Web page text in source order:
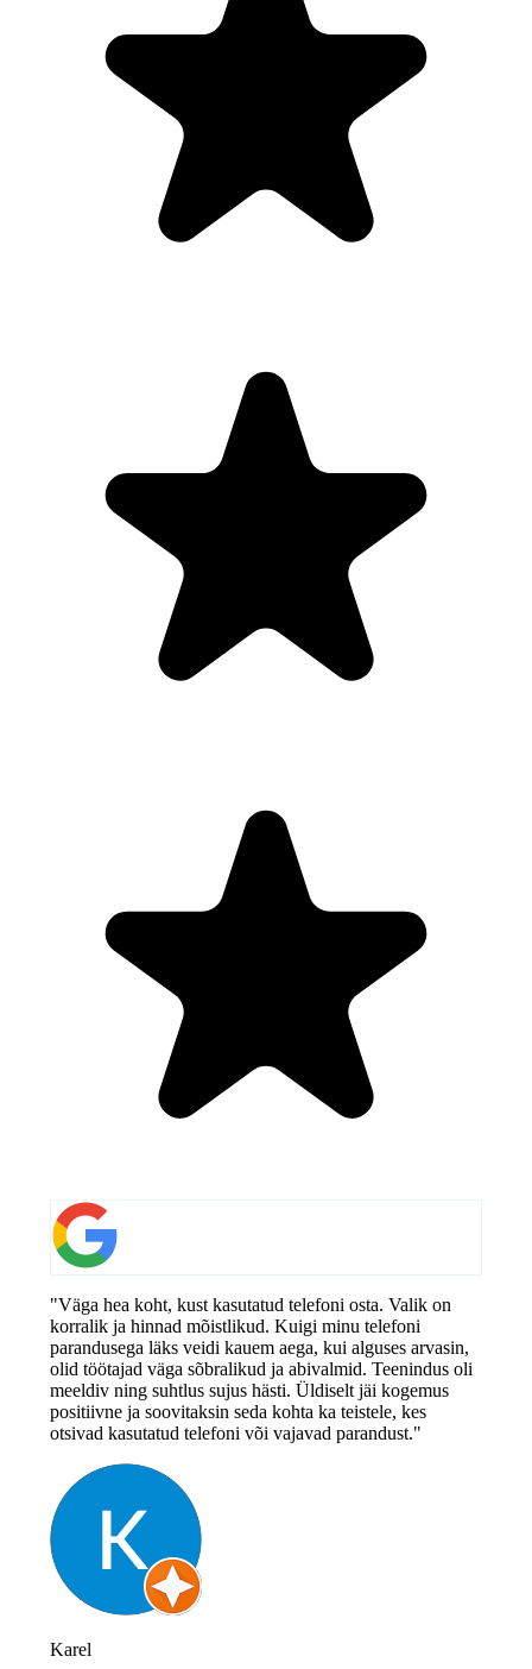
"Väga hea koht, kust kasutatud telefoni osta. Valik on
korralik ja hinnad mõistlikud. Kuigi minu telefoni
parandusega läks veidi kauem aega, kui alguses arvasin,
olid töötajad väga sõbralikud ja abivalmid. Teenindus oli
meeldiv ning suhtlus sujus hästi. Üldiselt jäi kogemus
positiivne ja soovitaksin seda kohta ka teistele, kes
otsivad kasutatud telefoni või vajavad parandust."
Karel